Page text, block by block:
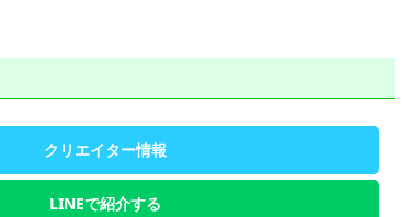
クリエイター情報
LINEで紹介する